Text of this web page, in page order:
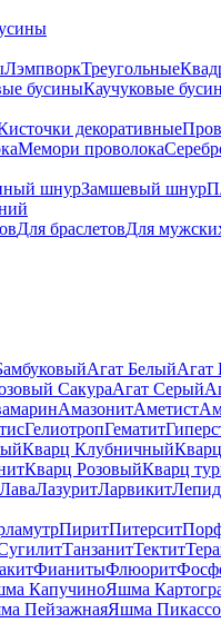
ЛэмпворкТреугольные
бусиныКаучуковые
декоративные
Мемори проволока
шнурЗамшевый шнур
Для браслетовДля
Агат БелыйАгат
СакураАгат Серый
АмазонитАметист
ГелиотропГематит
Кварц Клубничный
Кварц РозовыйКварц
ЛаваЛазуритЛарвикит
ПиритПитерсит
ТанзанитТектит
ФианитыФлюорит
КапучиноЯшма
ПейзажнаяЯшма Пикассо